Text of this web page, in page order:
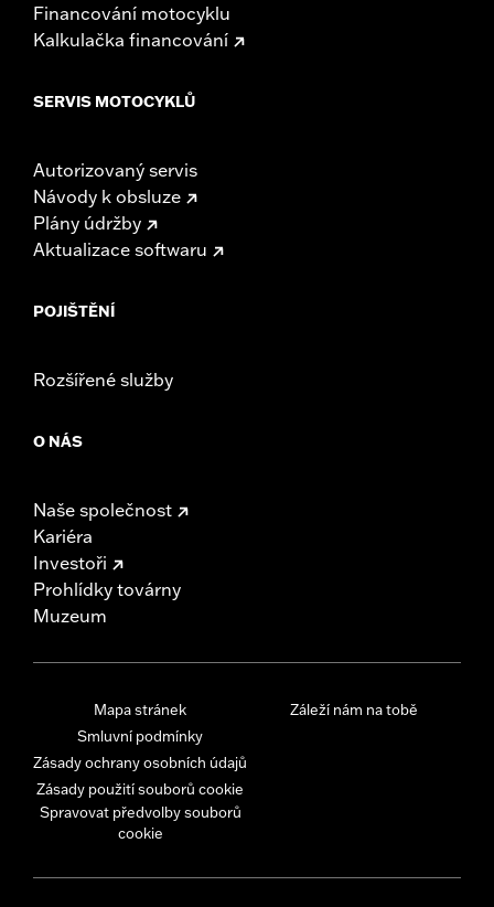
Financování motocyklu
Kalkulačka financování
SERVIS MOTOCYKLŮ
Autorizovaný servis
Návody k obsluze
Plány údržby
Aktualizace softwaru
POJIŠTĚNÍ
Rozšířené služby
O NÁS
Naše společnost
Kariéra
Investoři
Prohlídky továrny
Muzeum
Mapa stránek
Smluvní podmínky
Zásady ochrany osobních údajů
Zásady použití souborů cookie
Spravovat předvolby souborů
cookie
Záleží nám na tobě